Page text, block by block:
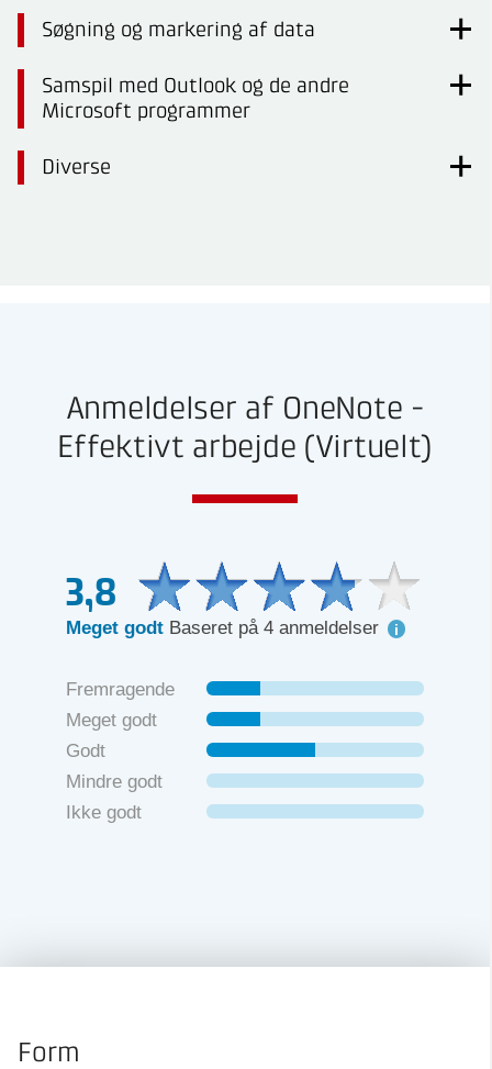
Søgning og markering af data
Samspil med Outlook og de andre
Microsoft programmer
Diverse
Anmeldelser af OneNote -
Effektivt arbejde (Virtuelt)
3,8
Meget godt Baseret på 4 anmeldelser
Fremragende
Meget godt
Godt
Mindre godt
Ikke godt
Form